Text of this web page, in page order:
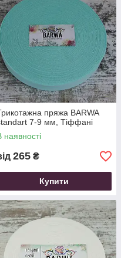
пряжа ВARWA
7-9 мм, Тіффані
наявності
265 ₴
Купити